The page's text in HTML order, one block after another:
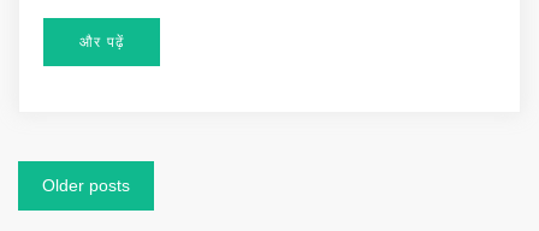
और पढ़ें
Posts
Older posts